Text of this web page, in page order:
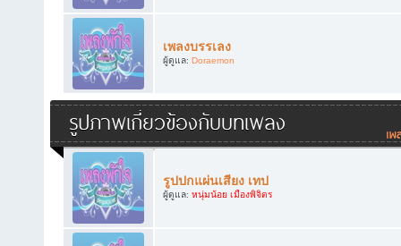
เพลงบรรเลง
ผู้ดูแล: Doraemon
รูปภาพเกี่ยวข้องกับบทเพลง
รูปปกแผ่นเสียง เทป
ผู้ดูแล: หนุ่มน้อย เมืองพิจิตร